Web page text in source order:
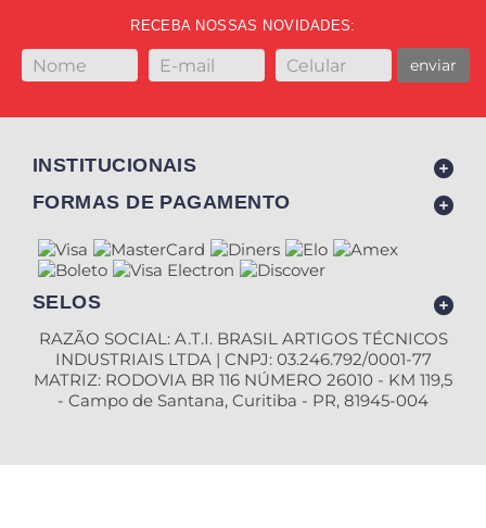
RECEBA NOSSAS NOVIDADES:
enviar
INSTITUCIONAIS
FORMAS DE PAGAMENTO
SELOS
RAZÃO SOCIAL: A.T.I. BRASIL ARTIGOS TÉCNICOS
INDUSTRIAIS LTDA | CNPJ: 03.246.792/0001-77
MATRIZ: RODOVIA BR 116 NÚMERO 26010 - KM 119,5
- Campo de Santana, Curitiba - PR, 81945-004